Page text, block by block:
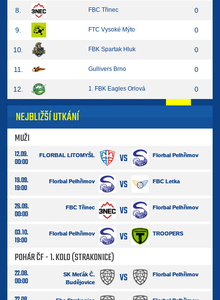
8. FBC Třinec 0
9. FTC Vysoké Mýto 0
10. FBK Spartak Hluk 0
11. Gullivers Brno 0
12. 1. FBK Eagles Orlová 0
NEJBLIŽŠÍ UTKÁNÍ
MUŽI
12.09.
00:00
FLORBAL LITOMYŠL VS Florbal Pelhřimov
19.09.
19:00
Florbal Pelhřimov VS FBC Letka
26.09.
00:00
FBC Třinec VS Florbal Pelhřimov
03.10.
19:00
Florbal Pelhřimov VS TROOPERS
POHÁR ČF - 1. KOLO (STRAKONICE)
22.08.
00:00
SK Meťák Č.
Budějovice
VS Florbal Pelhřimov